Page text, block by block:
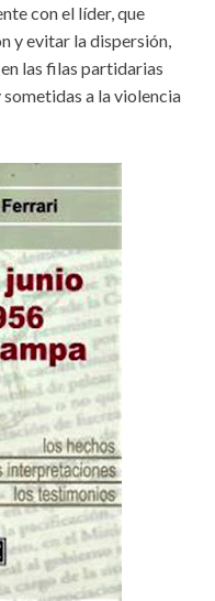
con el líder, que
y evitar la dispersión,
las filas partidarias
a la violencia